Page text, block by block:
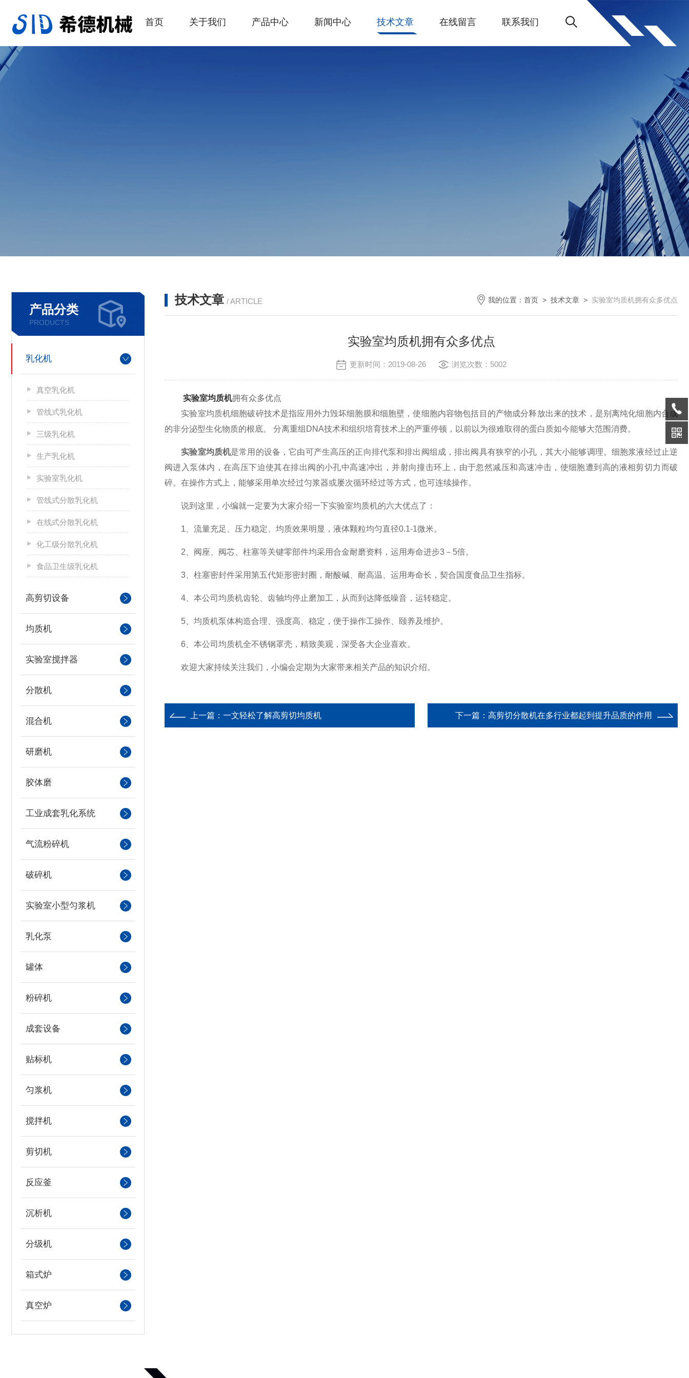
首页 关于我们 产品中心 新闻中心 技术文章 在线留言 联系我们
产品分类
PRODUCTS
乳化机
真空乳化机
管线式乳化机
三级乳化机
生产乳化机
实验室乳化机
管线式分散乳化机
在线式分散乳化机
化工级分散乳化机
食品卫生级乳化机
高剪切设备
均质机
实验室搅拌器
分散机
混合机
研磨机
胶体磨
工业成套乳化系统
气流粉碎机
破碎机
实验室小型匀浆机
乳化泵
罐体
粉碎机
成套设备
贴标机
匀浆机
搅拌机
剪切机
反应釜
沉析机
分级机
箱式炉
真空炉
技术文章 / ARTICLE 我的位置： 首页 > 技术文章 > 实验室均质机拥有众多优点
实验室均质机拥有众多优点
更新时间：2019-08-26 浏览次数：5002
实验室均质机拥有众多优点
实验室均质机细胞破碎技术是指应用外力毁坏细胞膜和细胞壁，使细胞内容物包括目的产物成分释放出来的技术，是别离纯化细胞内合成
的非分泌型生化物质的根底。 分离重组DNA技术和组织培育技术上的严重停顿，以前以为很难取得的蛋白质如今能够大范围消费。
实验室均质机是常用的设备，它由可产生高压的正向排代泵和排出阀组成，排出阀具有狭窄的小孔，其大小能够调理。细胞浆液经过止逆
阀进入泵体内，在高压下迫使其在排出阀的小孔中高速冲出，并射向撞击环上，由于忽然减压和高速冲击，使细胞遭到高的液相剪切力而破
碎。在操作方式上，能够采用单次经过匀浆器或屡次循环经过等方式，也可连续操作。
说到这里，小编就一定要为大家介绍一下实验室均质机的六大优点了：
1、流量充足、压力稳定、均质效果明显，液体颗粒均匀直径0.1-1微米。
2、阀座、阀芯、柱塞等关键零部件均采用合金耐磨资料，运用寿命进步3－5倍。
3、柱塞密封件采用第五代矩形密封圈，耐酸碱、耐高温、运用寿命长，契合国度食品卫生指标。
4、本公司均质机齿轮、齿轴均停止磨加工，从而到达降低噪音，运转稳定。
5、均质机泵体构造合理、强度高、稳定，便于操作工操作、颐养及维护。
6、本公司均质机全不锈钢罩壳，精致美观，深受各大企业喜欢。
欢迎大家持续关注我们，小编会定期为大家带来相关产品的知识介绍。
上一篇： 一文轻松了解高剪切均质机 下一篇： 高剪切分散机在多行业都起到提升品质的作用